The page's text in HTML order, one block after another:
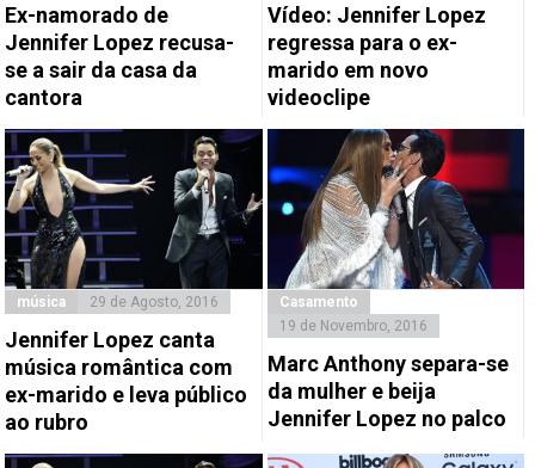
Ex-namorado de
Jennifer Lopez recusa-
se a sair da casa da
cantora
Vídeo: Jennifer Lopez
regressa para o ex-
marido em novo
videoclipe
música 29 de Agosto, 2016
Jennifer Lopez canta
música romântica com
ex-marido e leva público
ao rubro
Casamento
19 de Novembro, 2016
Marc Anthony separa-se
da mulher e beija
Jennifer Lopez no palco